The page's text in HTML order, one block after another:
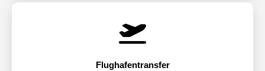
Flughafentransfer